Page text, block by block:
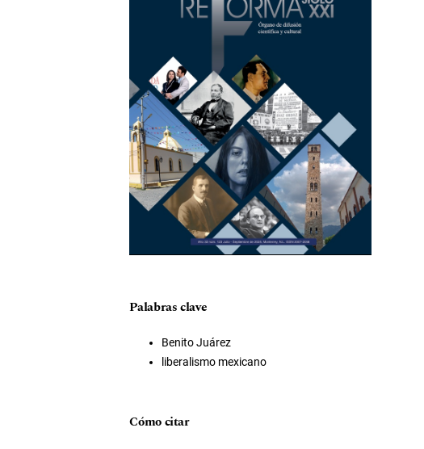
Palabras clave
Benito Juárez
liberalismo mexicano
Cómo citar